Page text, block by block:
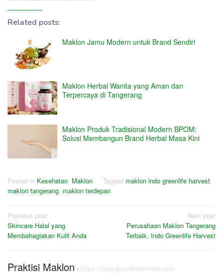
Related posts:
Maklon Jamu Modern untuk Brand Sendiri
Maklon Herbal Wanita yang Aman dan
Terpercaya di Tangerang
Maklon Produk Tradisional Modern BPOM:
Solusi Membangun Brand Herbal Masa Kini
Posted in Kesehatan, Maklon Tagged maklon indo greenlife harvest,
maklon tangerang, maklon terdepan
Post
navigation
Previous post
Skincare Halal yang
Membahagiakan Kulit Anda
Next post
Perusahaan Maklon Tangerang
Terbaik, Indo Greenlife Harvest
Praktisi Maklon - https://blog.greenlifeharvest.com